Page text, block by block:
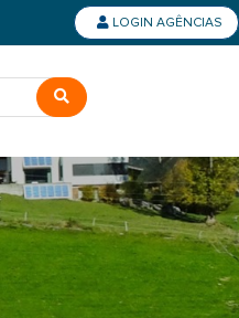
LOGIN AGÊNCIAS